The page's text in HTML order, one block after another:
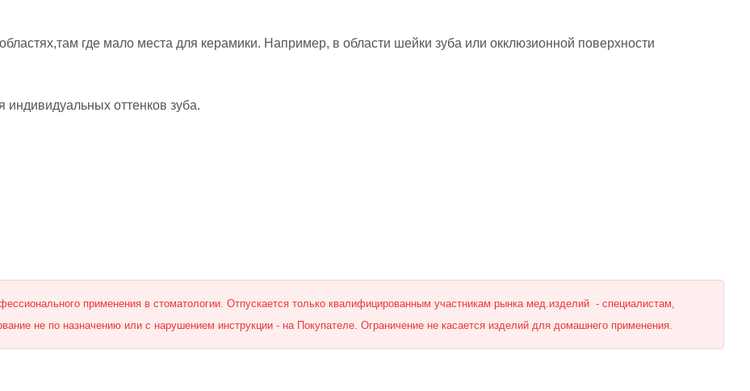
где мало места для керамики. Например, в области шейки зуба или окклюзионной поверхности
оттенков зуба.
применения в стоматологии. Отпускается только квалифицированным участникам рынка мед.изделий - специалистам,
не по назначению или с нарушением инструкции - на Покупателе. Ограничение не касается изделий для домашнего применения.